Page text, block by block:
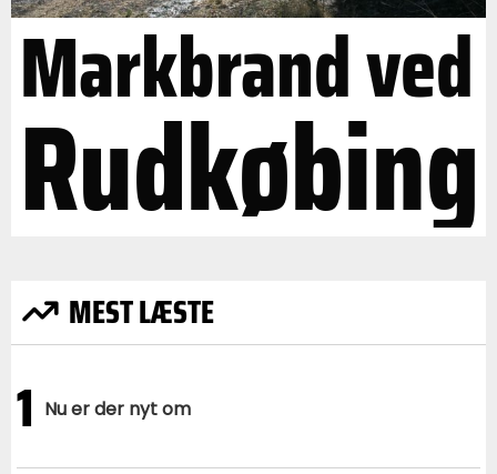
Markbrand ved
Rudkøbing
MEST LÆSTE
1 Nu er der nyt om